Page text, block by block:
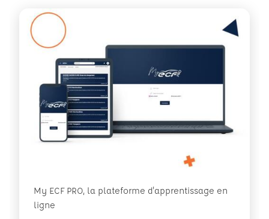
My ECF PRO, la plateforme d'apprentissage en
ligne